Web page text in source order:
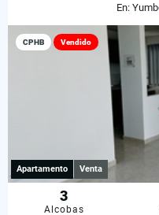
En:
CPHB Vendido
Apartamento Venta
3
Alcobas